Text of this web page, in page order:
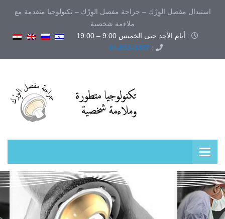
استبدال مفصل الوِرْك – جراحة مفصل الوِرْك – تكنولوجيا متقدمة مع
ملاءمة شخصية
: أيام الأحد حتى الخميس 9:00 – 19:00
:
04-832-3357